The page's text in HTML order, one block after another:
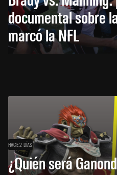
documental sobre
marcó la NFL
HACE 2 DÍAS
¿Quién será